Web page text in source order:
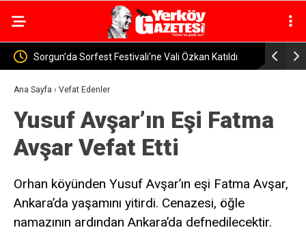
Vali Özkan Katıldı Yozgat’ta Jandarma Baraj ve
Ana Sayfa › Vefat Edenler
Yusuf Avşar’ın Eşi Fatma
Avşar Vefat Etti
Orhan köyünden Yusuf Avşar’ın eşi Fatma Avşar,
Ankara’da yaşamını yitirdi. Cenazesi, öğle
namazının ardından Ankara’da defnedilecektir.